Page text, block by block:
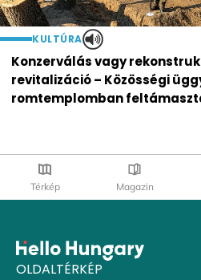
KULTÚRA
Konzerválás vagy
revitalizáció – Közösségi
romtemplomban
Térkép Magazin
OLDALTÉRKÉP